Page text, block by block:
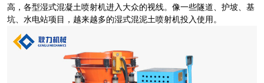
高，各型湿式混凝土喷射机进入大众的视线。像一些隧道、护坡、基
坑、水电站项目，越来越多的湿式混泥土喷射机投入使用。